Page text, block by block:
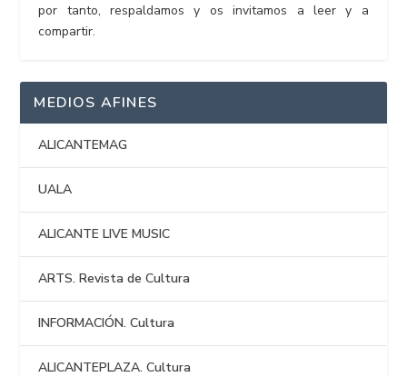
por tanto, respaldamos y os invitamos a leer y a
compartir.
MEDIOS AFINES
ALICANTEMAG
UALA
ALICANTE LIVE MUSIC
ARTS. Revista de Cultura
INFORMACIÓN. Cultura
ALICANTEPLAZA. Cultura